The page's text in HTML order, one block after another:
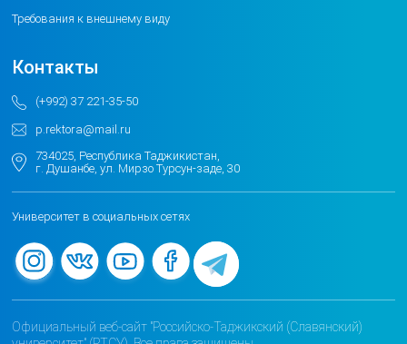
Требования к внешнему виду
Контакты
(+992) 37 221-35-50
p.rektora@mail.ru
734025, Республика Таджикистан,
г. Душанбе, ул. Мирзо Турсун-заде, 30
Университет в социальных сетях
Официальный веб-сайт "Российско-Таджикский (Славянский)